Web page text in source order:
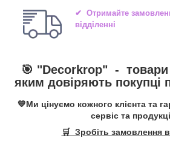
✔ Отримайте
відділенні
🎯 "Decorkrop" -
яким довіряють покупці
💙Ми цінуємо кожного клієнта та
сервіс та
🛒 Зробіть замовлення